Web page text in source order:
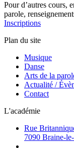
Pour d’autres cours,
parole,
Inscriptions
Plan du site
Musique
Danse
Arts de la
Actualité /
Contact
L'académie
Rue
7090 Braine-